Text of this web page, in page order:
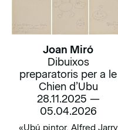
Joan Miró
Dibuixos
preparatoris per a le
Chien d’Ubu
28.11.2025 —
05.04.2026
«Ubú pintor. Alfred Jarry